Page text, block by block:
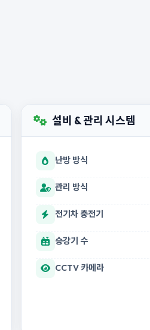
설비 & 관리 시스템
난방 방식
관리 방식
전기차 충전기
승강기 수
CCTV 카메라